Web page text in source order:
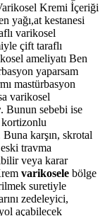
Kremi İçeriği
yağı,at kestanesi
varikosel
çift taraflı
ameliyatı Ben
yaparsam
mastürbasyon
varikosel
. Bunun sebebi ise
kortizonlu
Buna karşın, skrotal
eski travma
veya karar
varikosele bölge
suretiyle
zedeleyici,
açabilecek